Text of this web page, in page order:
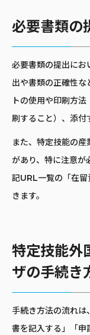
必要書類の
必要書類の提出にお
出や書類の正確性な
トの使用や印刷方
刷すること）、添付
また、特定技能の
があり、特に注意が
記URL一覧の「在
きます。
特定技能外
ザの手続き
手続き方法の流れ
書を記入する」「申